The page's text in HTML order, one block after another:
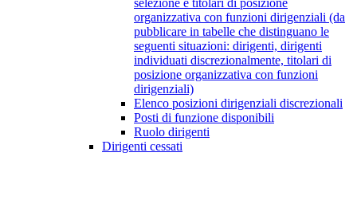
selezione e titolari di posizione
organizzativa con funzioni dirigenziali (da
pubblicare in tabelle che distinguano le
seguenti situazioni: dirigenti, dirigenti
individuati discrezionalmente, titolari di
posizione organizzativa con funzioni
dirigenziali)
Elenco posizioni dirigenziali discrezionali
Posti di funzione disponibili
Ruolo dirigenti
Dirigenti cessati